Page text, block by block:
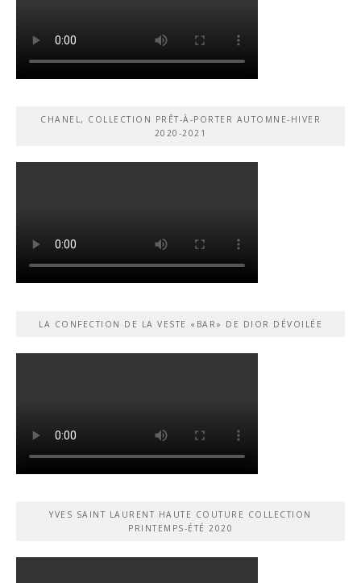
CHANEL, COLLECTION PRÊT-À-PORTER AUTOMNE-HIVER
2020-2021
LA CONFECTION DE LA VESTE «BAR» DE DIOR DÉVOILÉE
YVES SAINT LAURENT HAUTE COUTURE COLLECTION
PRINTEMPS-ÉTÉ 2020